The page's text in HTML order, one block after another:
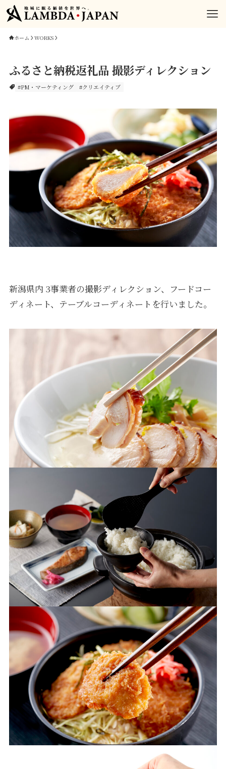
ホーム WORKS
ふるさと納税返礼品 撮影ディレクション
#PM・マーケティング #クリエイティブ
新潟県内 3事業者の撮影ディレクション、フードコー
ディネート、テーブルコーディネートを行いました。